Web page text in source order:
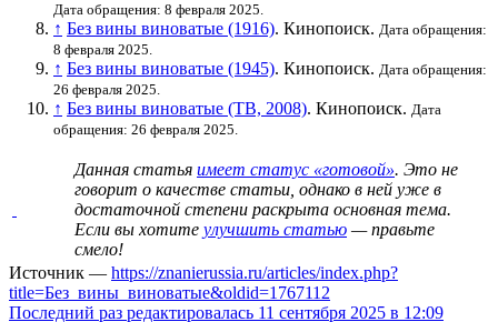
Дата обращения: 8 февраля 2025.
↑ Без вины виноватые (1916). Кинопоиск. Дата обращения:
8 февраля 2025.
↑ Без вины виноватые (1945). Кинопоиск. Дата обращения:
26 февраля 2025.
↑ Без вины виноватые (ТВ, 2008). Кинопоиск. Дата
обращения: 26 февраля 2025.
Данная статья имеет статус «готовой». Это не
говорит о качестве статьи , однако в ней уже в
достаточной степени раскрыта основная тема.
Если вы хотите улучшить статью — правьте
смело!
Источник — https://znanierussia.ru/articles/index.php?
title=Без_вины_виноватые&oldid=1767112
Последний раз редактировалась 11 сентября 2025 в 12:09